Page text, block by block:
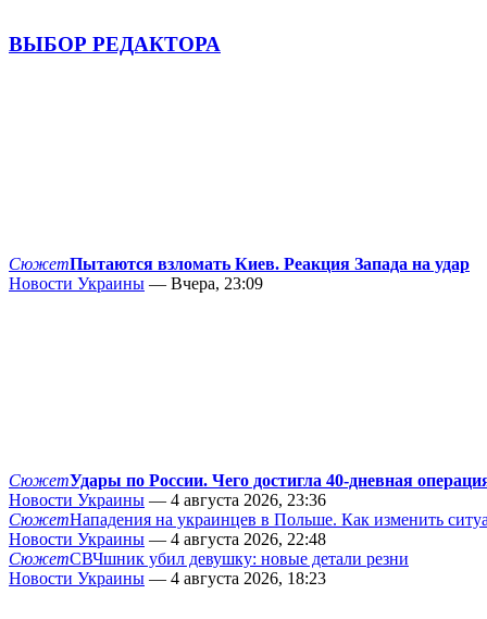
ВЫБОР РЕДАКТОРА
СюжетПытаются взломать Киев. Реакция Запада на удар
Новости Украины — Вчера, 23:09
СюжетУдары по России. Чего достигла 40-дневная
Новости Украины — 4 августа 2026, 23:36
СюжетНападения на украинцев в Польше. Как изменить
Новости Украины — 4 августа 2026, 22:48
СюжетСВЧшник убил девушку: новые детали резни
Новости Украины — 4 августа 2026, 18:23